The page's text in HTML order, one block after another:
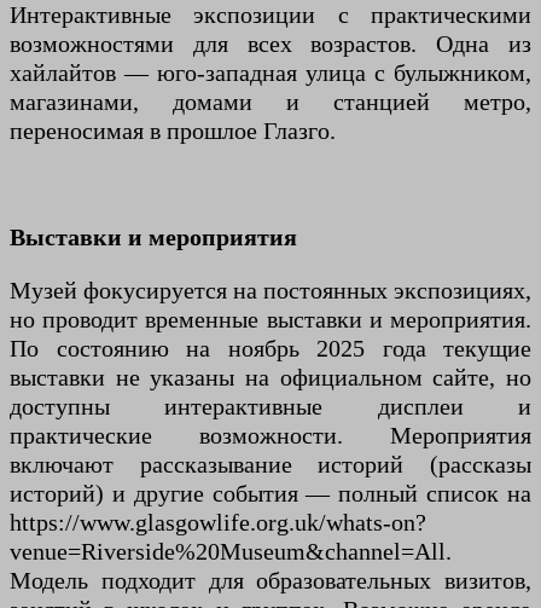
Интерактивные экспозиции с практическими
возможностями для всех возрастов. Одна из
хайлайтов — юго-западная улица с булыжником,
магазинами, домами и станцией метро, ​​
переносимая в прошлое Глазго.
Выставки и мероприятия
Музей фокусируется на постоянных экспозициях,
но проводит временные выставки и мероприятия.
По состоянию на ноябрь 2025 года текущие
выставки не указаны на официальном сайте, но
доступны интерактивные дисплеи и
практические возможности. Мероприятия
включают рассказывание историй (рассказы
историй) и другие события — полный список на
https://www.glasgowlife.org.uk/whats-on?
venue=Riverside%20Museum&channel=All.
Модель подходит для образовательных визитов,